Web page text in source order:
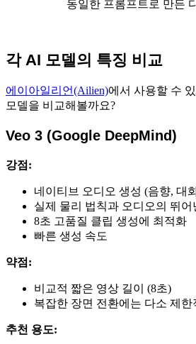
동일한 프롬프트로 만든
각 AI 모델의 특징 비교
에이아일리언(Ailien)에서 사용할 수
모델을 비교해볼까요?
Veo 3 (Google DeepMind)
강점:
네이티브 오디오 생성 (음향, 대
실제 물리 법칙과 오디오의 뛰어
8초 고품질 클립 생성에 최적화
빠른 생성 속도
약점:
비교적 짧은 영상 길이 (8초)
복잡한 장면 전환에는 다소 제한
추천 용도: